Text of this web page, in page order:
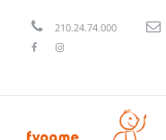
210.24.74.000